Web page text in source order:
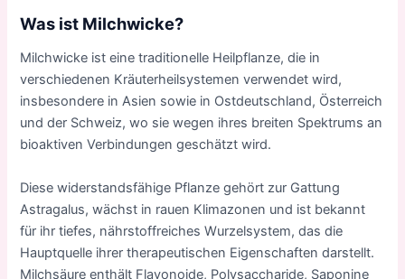
Was ist Milchwicke?
Milchwicke ist eine traditionelle Heilpflanze, die in
verschiedenen Kräuterheilsystemen verwendet wird,
insbesondere in Asien sowie in Ostdeutschland, Österreich
und der Schweiz, wo sie wegen ihres breiten Spektrums an
bioaktiven Verbindungen geschätzt wird.
Diese widerstandsfähige Pflanze gehört zur Gattung
Astragalus, wächst in rauen Klimazonen und ist bekannt
für ihr tiefes, nährstoffreiches Wurzelsystem, das die
Hauptquelle ihrer therapeutischen Eigenschaften darstellt.
Milchsäure enthält Flavonoide, Polysaccharide, Saponine